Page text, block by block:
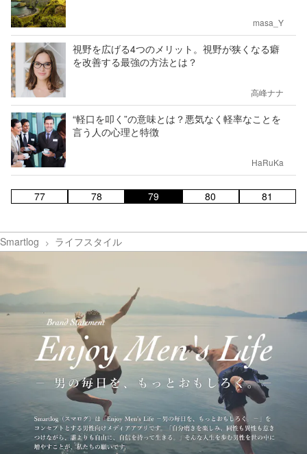
masa_Y
視野を広げる4つのメリット。視野が狭くなる癖
を改善する最強の方法とは？
高峰ナナ
“軽口を叩く”の意味とは？悪気なく軽率なことを
言う人の心理と特徴
HaRuKa
77 78 79 80 81
Smartlog ライフスタイル